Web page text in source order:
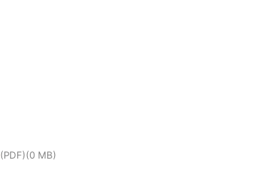
(PDF)(0 MB)